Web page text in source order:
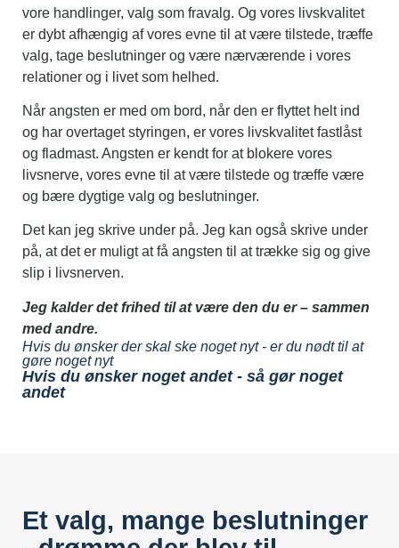
vore handlinger, valg som fravalg. Og vores livskvalitet
er dybt afhængig af vores evne til at være tilstede, træffe
valg, tage beslutninger og være nærværende i vores
relationer og i livet som helhed.
Når angsten er med om bord, når den er flyttet helt ind
og har overtaget styringen, er vores livskvalitet fastlåst
og fladmast. Angsten er kendt for at blokere vores
livsnerve, vores evne til at være tilstede og træffe være
og bære dygtige valg og beslutninger.
Det kan jeg skrive under på. Jeg kan også skrive under
på, at det er muligt at få angsten til at trække sig og give
slip i livsnerven.
Jeg kalder det frihed til at være den du er – sammen
med andre.
Hvis du ønsker der skal ske noget nyt - er du nødt til at
gøre noget nyt
Hvis du ønsker noget andet - så gør noget
andet
Et valg, mange beslutninger